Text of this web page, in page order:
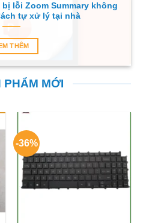
lỗi Zoom Summary không
tự xử lý tại nhà
THÊM
PHẨM MỚI
-36%